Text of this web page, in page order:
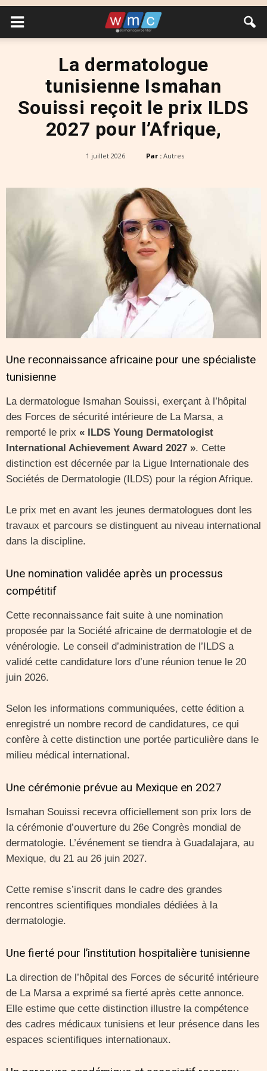
La dermatologue
tunisienne Ismahan
Souissi reçoit le prix ILDS
2027 pour l’Afrique,
1 juillet 2026 Par : Autres
Une reconnaissance africaine pour une spécialiste
tunisienne
La dermatologue Ismahan Souissi, exerçant à l’hôpital
des Forces de sécurité intérieure de La Marsa, a
remporté le prix « ILDS Young Dermatologist
International Achievement Award 2027 ». Cette
distinction est décernée par la Ligue Internationale des
Sociétés de Dermatologie (ILDS) pour la région Afrique.
Le prix met en avant les jeunes dermatologues dont les
travaux et parcours se distinguent au niveau international
dans la discipline.
Une nomination validée après un processus
compétitif
Cette reconnaissance fait suite à une nomination
proposée par la Société africaine de dermatologie et de
vénérologie. Le conseil d’administration de l’ILDS a
validé cette candidature lors d’une réunion tenue le 20
juin 2026.
Selon les informations communiquées, cette édition a
enregistré un nombre record de candidatures, ce qui
confère à cette distinction une portée particulière dans le
milieu médical international.
Une cérémonie prévue au Mexique en 2027
Ismahan Souissi recevra officiellement son prix lors de
la cérémonie d’ouverture du 26e Congrès mondial de
dermatologie. L’événement se tiendra à Guadalajara, au
Mexique, du 21 au 26 juin 2027.
Cette remise s’inscrit dans le cadre des grandes
rencontres scientifiques mondiales dédiées à la
dermatologie.
Une fierté pour l’institution hospitalière tunisienne
La direction de l’hôpital des Forces de sécurité intérieure
de La Marsa a exprimé sa fierté après cette annonce.
Elle estime que cette distinction illustre la compétence
des cadres médicaux tunisiens et leur présence dans les
espaces scientifiques internationaux.